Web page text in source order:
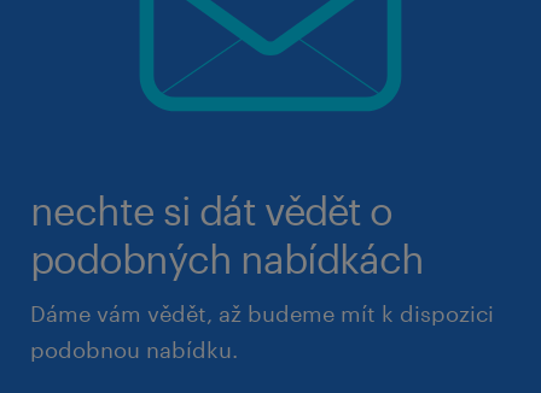
nechte si dát vědět o
podobných nabídkách
Dáme vám vědět, až budeme mít k dispozici
podobnou nabídku.